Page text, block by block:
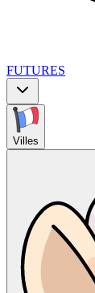
FUTURES
Villes